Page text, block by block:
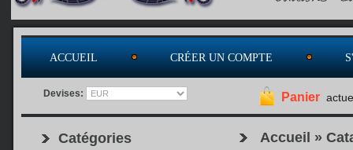
ACCUEIL CRÉER UN COMPTE
Devises: Panier
Catégories Accueil »